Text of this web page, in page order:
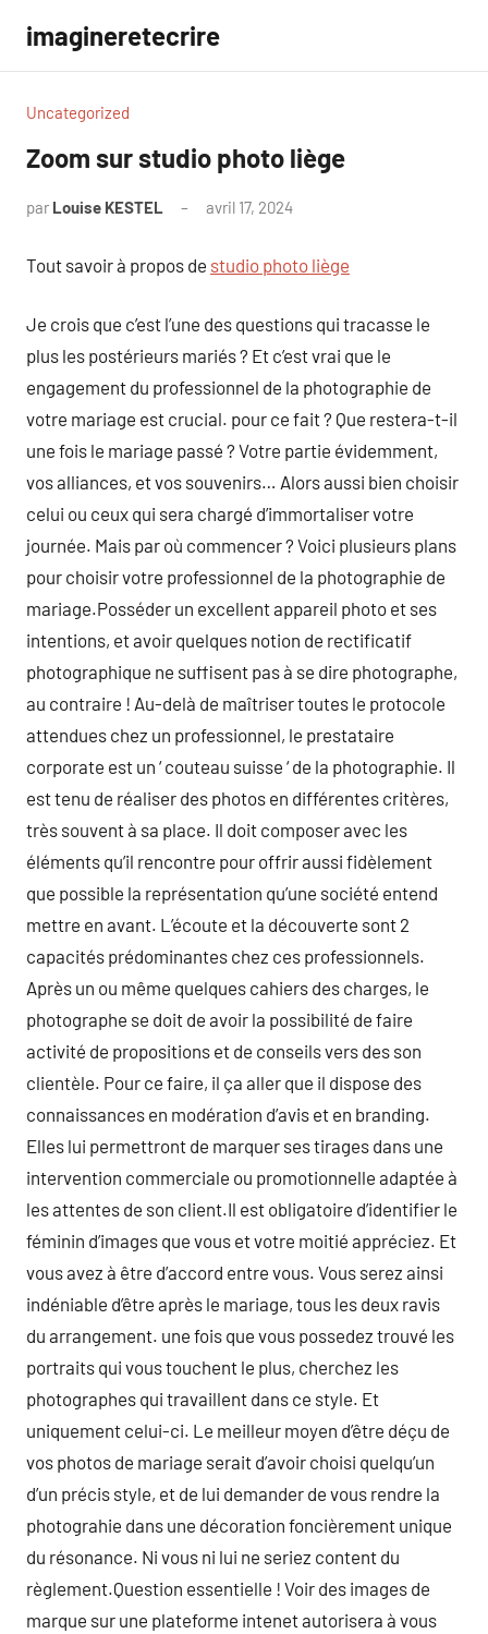
contenu
imagineretecrire
Uncategorized
Zoom sur studio photo liège
par Louise KESTEL avril 17, 2024
Tout savoir à propos de studio photo liège
Je crois que c’est l’une des questions qui tracasse le
plus les postérieurs mariés ? Et c’est vrai que le
engagement du professionnel de la photographie de
votre mariage est crucial. pour ce fait ? Que restera-t-il
une fois le mariage passé ? Votre partie évidemment,
vos alliances, et vos souvenirs… Alors aussi bien choisir
celui ou ceux qui sera chargé d’immortaliser votre
journée. Mais par où commencer ? Voici plusieurs plans
pour choisir votre professionnel de la photographie de
mariage.Posséder un excellent appareil photo et ses
intentions, et avoir quelques notion de rectificatif
photographique ne suffisent pas à se dire photographe,
au contraire ! Au-delà de maîtriser toutes le protocole
attendues chez un professionnel, le prestataire
corporate est un ‘ couteau suisse ‘ de la photographie. Il
est tenu de réaliser des photos en différentes critères,
très souvent à sa place. Il doit composer avec les
éléments qu’il rencontre pour offrir aussi fidèlement
que possible la représentation qu’une société entend
mettre en avant. L’écoute et la découverte sont 2
capacités prédominantes chez ces professionnels.
Après un ou même quelques cahiers des charges, le
photographe se doit de avoir la possibilité de faire
activité de propositions et de conseils vers des son
clientèle. Pour ce faire, il ça aller que il dispose des
connaissances en modération d’avis et en branding.
Elles lui permettront de marquer ses tirages dans une
intervention commerciale ou promotionnelle adaptée à
les attentes de son client.Il est obligatoire d’identifier le
féminin d’images que vous et votre moitié appréciez. Et
vous avez à être d’accord entre vous. Vous serez ainsi
indéniable d’être après le mariage, tous les deux ravis
du arrangement. une fois que vous possedez trouvé les
portraits qui vous touchent le plus, cherchez les
photographes qui travaillent dans ce style. Et
uniquement celui-ci. Le meilleur moyen d’être déçu de
vos photos de mariage serait d’avoir choisi quelqu’un
d’un précis style, et de lui demander de vous rendre la
photograhie dans une décoration foncièrement unique
du résonance. Ni vous ni lui ne seriez content du
règlement.Question essentielle ! Voir des images de
marque sur une plateforme intenet autorisera à vous